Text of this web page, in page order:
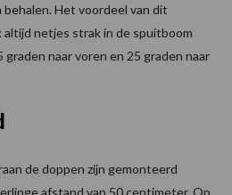
Het voordeel van dit
netjes strak in de spuitboom
naar voren en 25 graden naar
de doppen zijn gemonteerd
afstand van 50 centimeter. Op